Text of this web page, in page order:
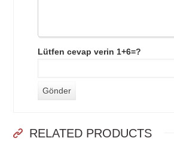
Lütfen cevap verin 1+6=?
RELATED PRODUCTS